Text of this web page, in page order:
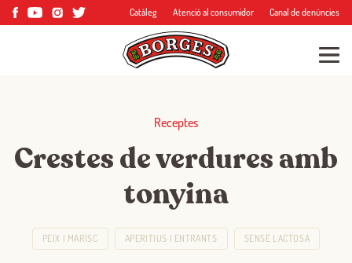
Catàleg Atenció al consumidor Canal de denúncies
Receptes
Crestes de verdures amb
tonyina
PEIX I MARISC APERITIUS I ENTRANTS SENSE LACTOSA